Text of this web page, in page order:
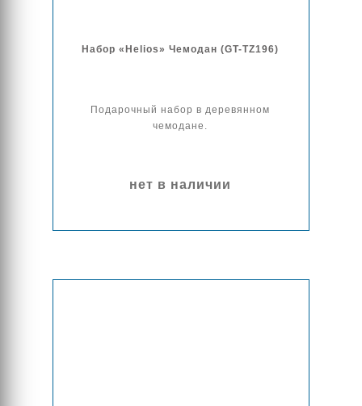
Набор «Helios» Чемодан (GT-TZ196)
Подарочный набор в деревянном
чемодане.
нет в наличии